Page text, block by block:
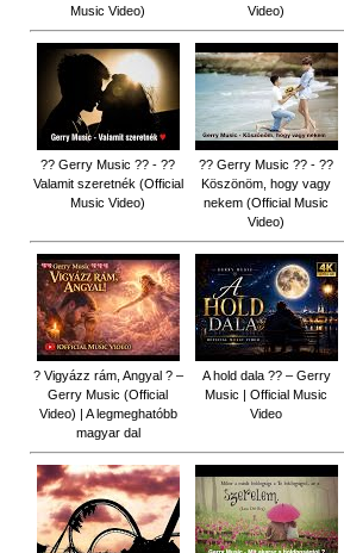
Music Video)
Video)
?? Gerry Music ?? - ??
Valamit szeretnék (Official
Music Video)
?? Gerry Music ?? - ??
Köszönöm, hogy vagy
nekem (Official Music
Video)
? Vigyázz rám, Angyal ? –
Gerry Music (Official
Video) | A legmeghatóbb
magyar dal
A hold dala ?? – Gerry
Music | Official Music
Video